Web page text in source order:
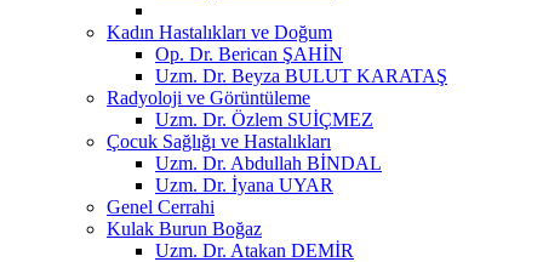
Kadın Hastalıkları ve Doğum
Op. Dr. Berican ŞAHİN
Uzm. Dr. Beyza BULUT KARATAŞ
Radyoloji ve Görüntüleme
Uzm. Dr. Özlem SUİÇMEZ
Çocuk Sağlığı ve Hastalıkları
Uzm. Dr. Abdullah BİNDAL
Uzm. Dr. İyana UYAR
Genel Cerrahi
Kulak Burun Boğaz
Uzm. Dr. Atakan DEMİR